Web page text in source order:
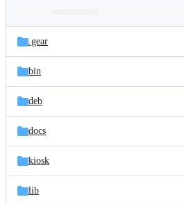
and
files
Latest
commit
.gear
bin
deb
docs
kiosk
lib